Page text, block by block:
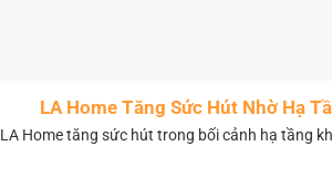
LA Home Tăng Sức Hút Nhờ Hạ
LA Home tăng sức hút trong bối cảnh hạ tầng